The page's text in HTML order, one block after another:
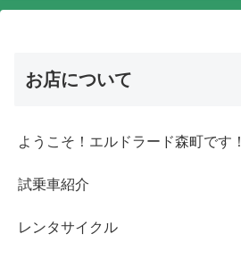
お店について
ようこそ！エルドラード森町です！
試乗車紹介
レンタサイクル